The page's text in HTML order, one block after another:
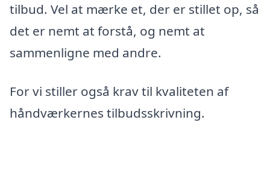
tilbud. Vel at mærke et, der er stillet op, så
det er nemt at forstå, og nemt at
sammenligne med andre.
For vi stiller også krav til kvaliteten af
håndværkernes tilbudsskrivning.